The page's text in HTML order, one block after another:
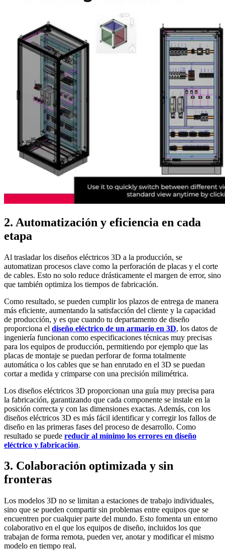
2. Automatización y eficiencia en cada
etapa
Al trasladar los diseños eléctricos 3D a la producción, se
automatizan procesos clave como la perforación de placas y el corte
de cables. Esto no solo reduce drásticamente el margen de error, sino
que también optimiza los tiempos de fabricación.
Como resultado, se pueden cumplir los plazos de entrega de manera
más eficiente, aumentando la satisfacción del cliente y la capacidad
de producción, y es que cuando tu departamento de diseño
proporciona el diseño eléctrico de un armario en 3D, los datos de
ingeniería funcionan como especificaciones técnicas muy precisas
para los equipos de producción, permitiendo por ejemplo que las
placas de montaje se puedan perforar de forma totalmente
automática o los cables que se han enrutado en el 3D se puedan
cortar a medida y crimparse con una precisión milimétrica.
Los diseños eléctricos 3D proporcionan una guía muy precisa para
la fabricación, garantizando que cada componente se instale en la
posición correcta y con las dimensiones exactas. Además, con los
diseños eléctricos 3D es más fácil identificar y corregir los fallos de
diseño en las primeras fases del proceso de desarrollo. Como
resultado se puede reducir al mínimo los errores en diseño
eléctrico y fabricación.
3. Colaboración optimizada y sin
fronteras
Los modelos 3D no se limitan a estaciones de trabajo individuales,
sino que se pueden compartir sin problemas entre equipos que se
encuentren por cualquier parte del mundo. Esto fomenta un entorno
colaborativo en el que los equipos de diseño, incluidos los que
trabajan de forma remota, pueden ver, anotar y modificar el mismo
modelo en tiempo real.